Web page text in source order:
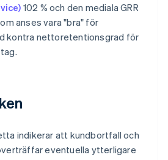
102 % och den mediala GRR
anses vara "bra" för
kontra nettoretentionsgrad för
indikerar att kundbortfall och
eventuella ytterligare